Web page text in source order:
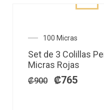
100 Micras
Set de 3 Colillas
Micras Rojas
₡900
El
precio
original
era:
₡900.
₡765
precio
es:
₡765.